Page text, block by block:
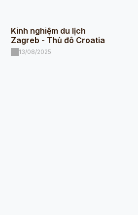
Kinh nghiệm du lịch
Zagreb - Thủ đô Croatia
13/08/2025